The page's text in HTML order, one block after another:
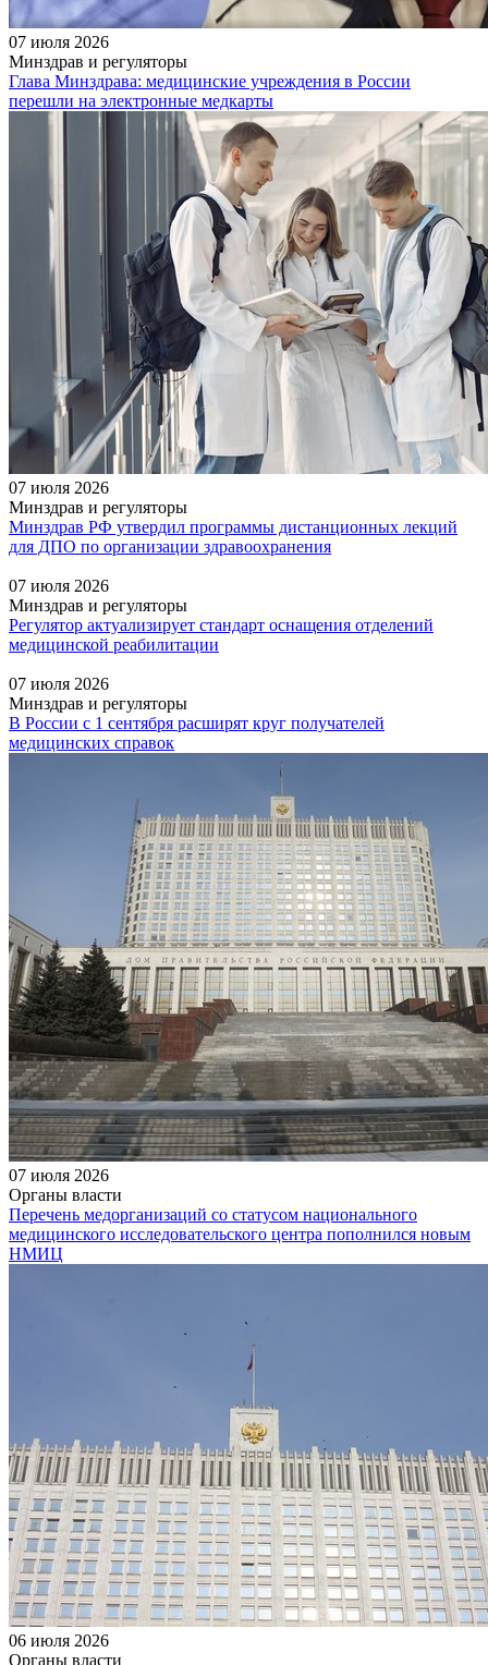
07 июля 2026
Минздрав и регуляторы
Глава Минздрава: медицинские учреждения в России
перешли на электронные медкарты
07 июля 2026
Минздрав и регуляторы
Минздрав РФ утвердил программы дистанционных лекций
для ДПО по организации здравоохранения
07 июля 2026
Минздрав и регуляторы
Регулятор актуализирует стандарт оснащения отделений
медицинской реабилитации
07 июля 2026
Минздрав и регуляторы
В России с 1 сентября расширят круг получателей
медицинских справок
07 июля 2026
Органы власти
Перечень медорганизаций со статусом национального
медицинского исследовательского центра пополнился новым
НМИЦ
06 июля 2026
Органы власти